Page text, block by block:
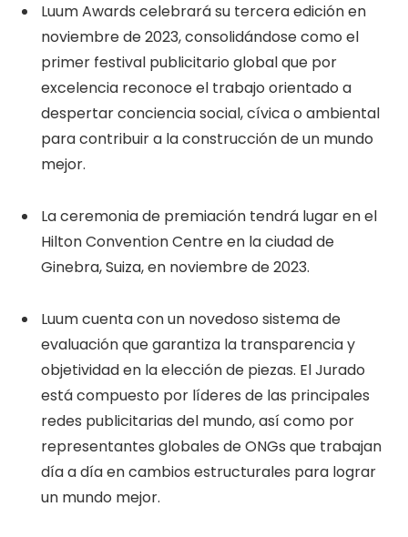
Luum Awards celebrará su tercera edición en
noviembre de 2023, consolidándose como el
primer festival publicitario global que por
excelencia reconoce el trabajo orientado a
despertar conciencia social, cívica o ambiental
para contribuir a la construcción de un mundo
mejor.
La ceremonia de premiación tendrá lugar en el
Hilton Convention Centre en la ciudad de
Ginebra, Suiza, en noviembre de 2023.
Luum cuenta con un novedoso sistema de
evaluación que garantiza la transparencia y
objetividad en la elección de piezas. El Jurado
está compuesto por líderes de las principales
redes publicitarias del mundo, así como por
representantes globales de ONGs que trabajan
día a día en cambios estructurales para lograr
un mundo mejor.